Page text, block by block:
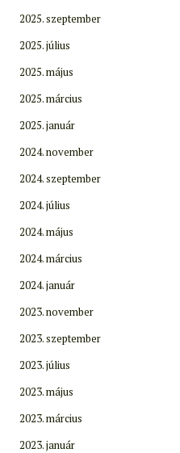
2025. szeptember
2025. július
2025. május
2025. március
2025. január
2024. november
2024. szeptember
2024. július
2024. május
2024. március
2024. január
2023. november
2023. szeptember
2023. július
2023. május
2023. március
2023. január